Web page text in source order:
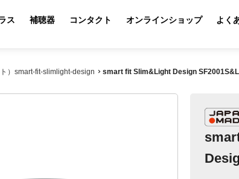
ス 補聴器 コンタクト オンラインショップ よく
）smart-fit-slimlight-design smart fit Slim&Light Design SF2001S&L